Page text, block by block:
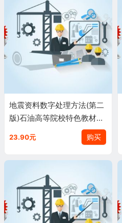
地震资料数字处理方法(第二
版)石油高等院校特色教材张
白林、潘树林、尹成(作者)
23.90元 购买